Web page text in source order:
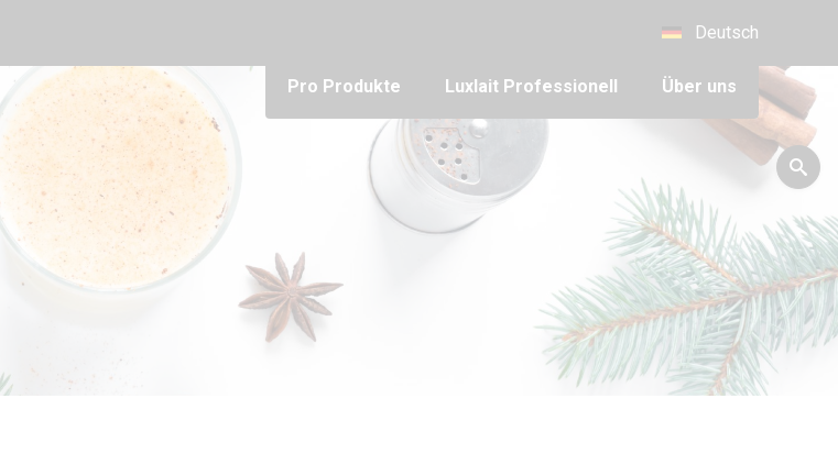
Deutsch
Pro Produkte Luxlait Pro­fes­si­o­nell Über uns